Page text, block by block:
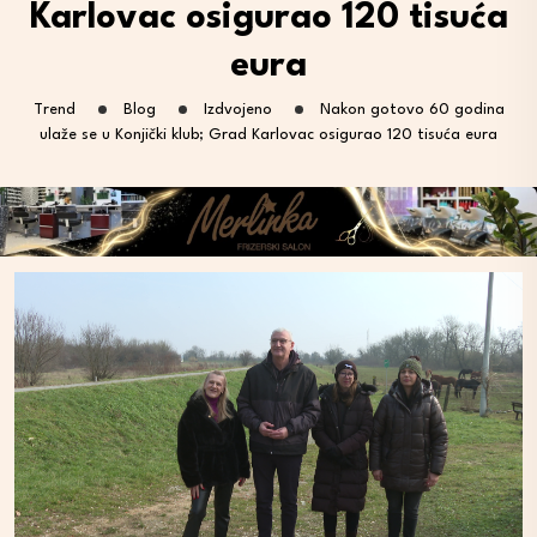
Karlovac osigurao 120 tisuća
eura
Trend Blog Izdvojeno
Nakon gotovo 60 godina
ulaže se u Konjički klub; Grad Karlovac osigurao 120 tisuća eura